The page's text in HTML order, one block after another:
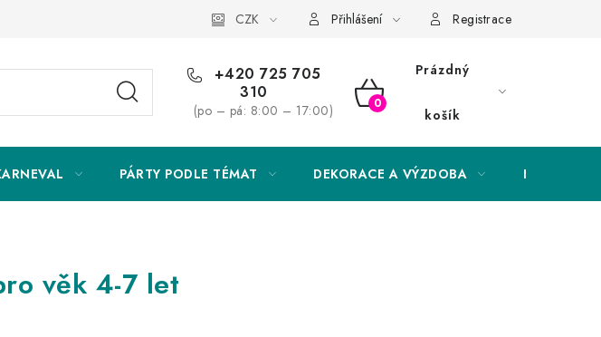
Obchodní podmínky Podmínky ochrany osobních údajů
CZK Přihlášení Registrace
+420 725 705
310
(po – pá: 8:00 – 17:00)
NÁKUPNÍ
Prázdný
košík
PÁRTY PODLE TÉMAT DEKORACE A VÝZDOBA
věk 4-7 let